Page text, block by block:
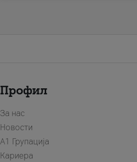
Профил
За нас
Новости
А1 Групација
Кариера